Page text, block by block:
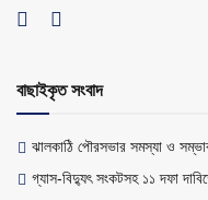
বাছাইকৃত সংবাদ
ঝালকাঠি পৌরসভার সমস্যা ও
গ্যাস-বিদ্যুৎ সংকটসহ ১১ দফা